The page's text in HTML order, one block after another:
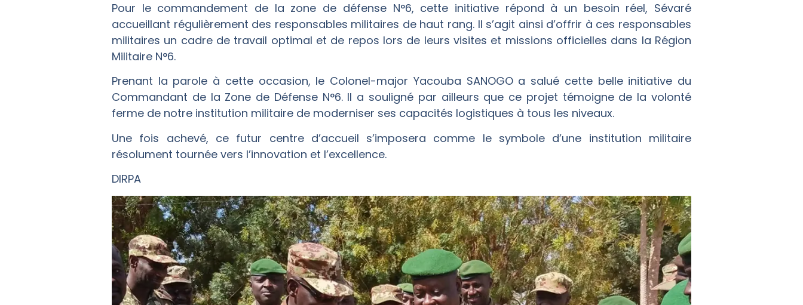
Pour le commandement de la zone de défense N°6, cette initiative répond à un besoin réel, Sévaré
accueillant régulièrement des responsables militaires de haut rang. Il s’agit ainsi d’offrir à ces responsables
militaires un cadre de travail optimal et de repos lors de leurs visites et missions officielles dans la Région
Militaire N°6.
Prenant la parole à cette occasion, le Colonel-major Yacouba SANOGO a salué cette belle initiative du
Commandant de la Zone de Défense N°6. Il a souligné par ailleurs que ce projet témoigne de la volonté
ferme de notre institution militaire de moderniser ses capacités logistiques à tous les niveaux.
Une fois achevé, ce futur centre d’accueil s’imposera comme le symbole d’une institution militaire
résolument tournée vers l’innovation et l’excellence.
DIRPA